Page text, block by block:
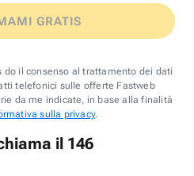
GRATIS
do il consenso al trattamento dei dati
telefonici sulle offerte Fastweb
da me indicate, in base alla finalità
sulla privacy.
il 146